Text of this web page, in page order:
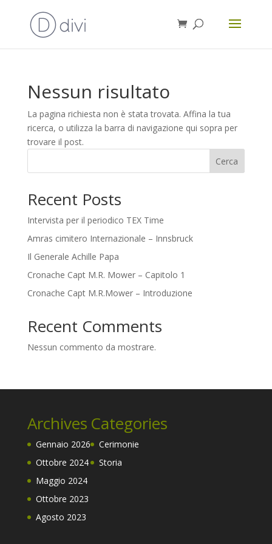
Nessun risultato
La pagina richiesta non è stata trovata. Affina la tua
ricerca, o utilizza la barra di navigazione qui sopra per
trovare il post.
Cerca
Recent Posts
Intervista per il periodico TEX Time
Amras cimitero Internazionale – Innsbruck
Il Generale Achille Papa
Cronache Capt M.R. Mower – Capitolo 1
Cronache Capt M.R.Mower – Introduzione
Recent Comments
Nessun commento da mostrare.
Archives
Gennaio 2026
Ottobre 2024
Maggio 2024
Ottobre 2023
Agosto 2023
Categories
Cerimonie
Storia